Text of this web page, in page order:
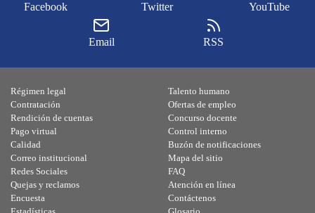
Facebook Twitter YouTube
Email RSS
Régimen legal
Contratación
Rendición de cuentas
Pago virtual
Calidad
Talento humano
Ofertas de empleo
Concurso docente
Control interno
Buzón de notificaciones
Correo institucional
Redes Sociales
Quejas y reclamos
Encuesta
Mapa del sitio
FAQ
Atención en línea
Contáctenos